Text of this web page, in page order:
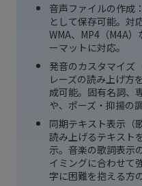
音声ファイルの作成
として保存可能。対
WMA、MP4（M4A
ーマットに対応。
発音のカスタマイズ
レーズの読み上げ方
成可能。固有名詞、
や、ポーズ・抑揚の
同期テキスト表示（
読み上げるテキスト
示。音楽の歌詞表示
イミングに合わせて
字に困難を抱える方